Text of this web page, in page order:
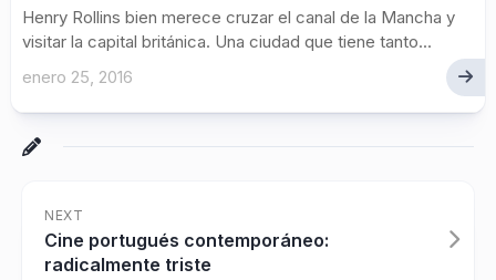
Henry Rollins bien merece cruzar el canal de la Mancha y
visitar la capital británica. Una ciudad que tiene tanto...
enero 25, 2016
NEXT
Cine portugués contemporáneo:
radicalmente triste